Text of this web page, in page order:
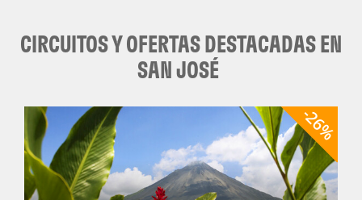
CIRCUITOS Y OFERTAS DESTACADAS EN
SAN JOSÉ
-26%